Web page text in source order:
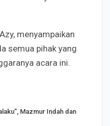
menyampaikan
semua pihak yang
acara ini.
Mazmur Indah dan